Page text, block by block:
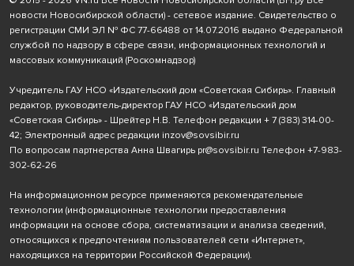
новости Новосибирской области) - сетевое издание. Свидетельство о
регистрации СМИ ЭЛ № ФС 77-66488 от 14.07.2016 выдано Федеральной
службой по надзору в сфере связи, информационных технологий и
массовых коммуникаций (Роскомнадзор)
Учредитель ГАУ НСО «Издательский дом «Советская Сибирь». Главный
редактор, руководитель-директор ГАУ НСО «Издательский дом
«Советская Сибирь» - Шрейтер Н.В. Телефон редакции + 7 (383) 314-00-
42; Электронный адрес редакции inzov@sovsibir.ru
По вопросам партнерства Анна Швагирь pr@sovsibir.ru Телефон +7-983-
302-62-26
На информационном ресурсе применяются рекомендательные
технологии (информационные технологии предоставления
информации на основе сбора, систематизации и анализа сведений,
относящихся к предпочтениям пользователей сети «Интернет»,
находящихся на территории Российской Федерации).